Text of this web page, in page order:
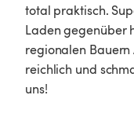
total praktisch.
Laden gegenüber
regionalen
reichlich und
uns!